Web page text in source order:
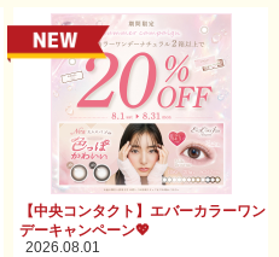
【中央コンタクト】エバーカラーワン
デーキャンペーン💖
2026.08.01